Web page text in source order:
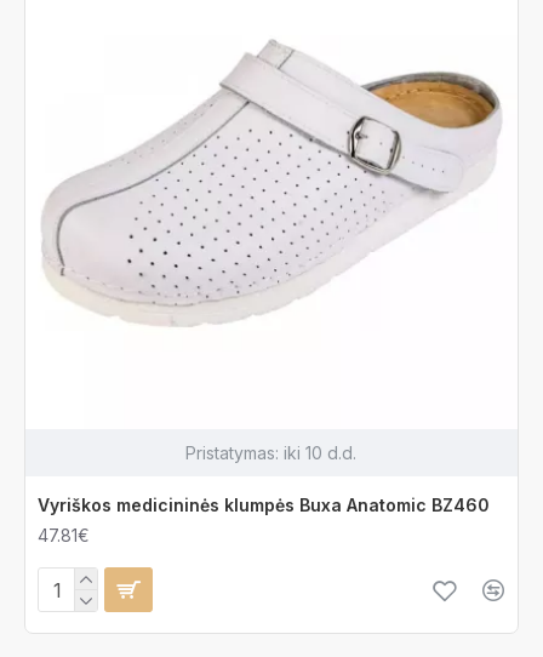
Pristatymas: iki 10 d.d.
Vyriškos medicininės klumpės Buxa Anatomic BZ460
47.81€